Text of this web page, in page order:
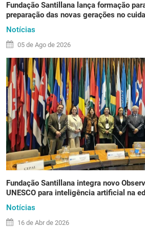
Fundação Santillana lança formação
preparação das novas gerações no
Notícias
05 de Ago de 2026
Fundação Santillana integra novo
UNESCO para inteligência artificial na
Notícias
16 de Abr de 2026